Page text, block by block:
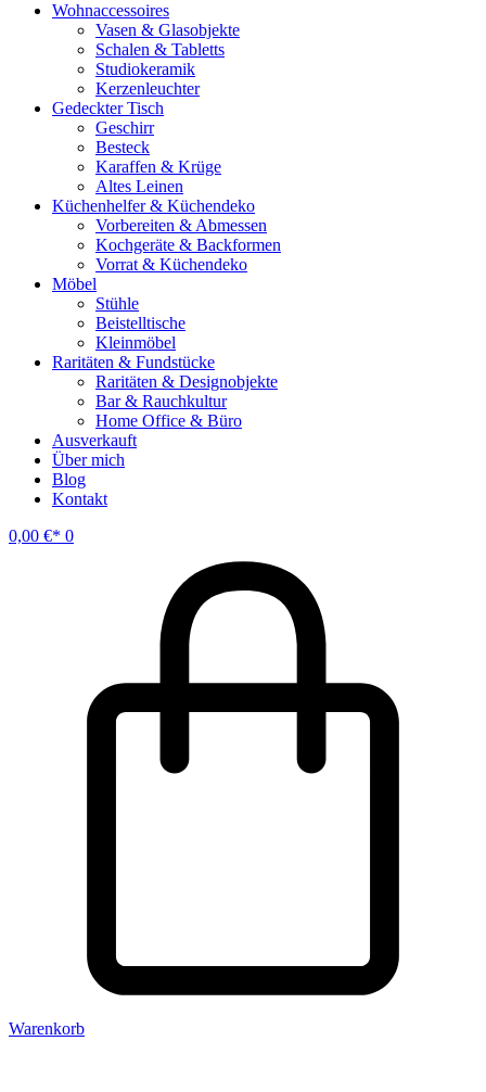
Wohnaccessoires
Vasen & Glasobjekte
Schalen & Tabletts
Studiokeramik
Kerzenleuchter
Gedeckter Tisch
Geschirr
Besteck
Karaffen & Krüge
Altes Leinen
Küchenhelfer & Küchendeko
Vorbereiten & Abmessen
Kochgeräte & Backformen
Vorrat & Küchendeko
Möbel
Stühle
Beistelltische
Kleinmöbel
Raritäten & Fundstücke
Raritäten & Designobjekte
Bar & Rauchkultur
Home Office & Büro
Ausverkauft
Über mich
Blog
Kontakt
0,00 € 0
Warenkorb